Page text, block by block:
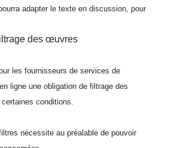
adapter le texte en discussion, pour
des œuvres
les fournisseurs de services de
ligne une obligation de filtrage des
conditions.
nécessite au préalable de pouvoir